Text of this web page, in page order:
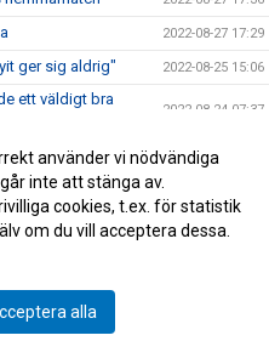
2022-08-27 17:29
ger sig aldrig" 2022-08-25 15:06
ett väldigt bra
2022-08-24 07:37
2022-08-22 20:20
2022-08-22 19:37
2022-08-20 16:29
Bravida Arena
Utsikten.
använder vi nödvändiga
inte att stänga av.
cookies, t.ex. för statistik
om du vill acceptera dessa.
alla